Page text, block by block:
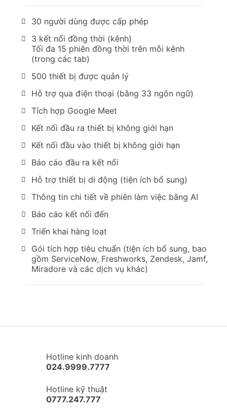
30 người dùng được cấp phép
3 kết nối đồng thời (kênh)
Tối đa 15 phiên đồng thời trên mỗi kênh
(trong các tab)
500 thiết bị được quản lý
Hỗ trợ qua điện thoại (bằng 33 ngôn ngữ)
Tích hợp Google Meet
Kết nối đầu ra thiết bị không giới hạn
Kết nối đầu vào thiết bị không giới hạn
Báo cáo đầu ra kết nối
Hỗ trợ thiết bị di động (tiện ích bổ sung)
Thông tin chi tiết về phiên làm việc bằng AI
Báo cáo kết nối đến
Triển khai hàng loạt
Gói tích hợp tiêu chuẩn (tiện ích bổ sung, bao
gồm ServiceNow, Freshworks, Zendesk, Jamf,
Miradore và các dịch vụ khác)
Hotline kinh doanh
024.9999.7777
Hotline kỹ thuật
0777.247.777